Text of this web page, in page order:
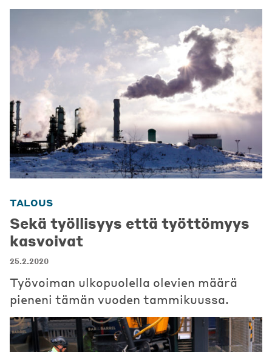
TALOUS
Sekä työllisyys että työttömyys
kasvoivat
25.2.2020
Työvoiman ulkopuolella olevien määrä
pieneni tämän vuoden tammikuussa.